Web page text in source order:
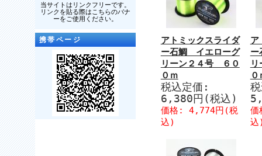
当サイトはリンクフリーです。
リンクを貼る際はこちらのバナ
ーをご使用ください。
携帯ページ
アトミックスライダ
ー石鯛 イエローグ
リーン２４号 ６０
０ｍ
税込定価:
6,380円(税込)
価格: 4,774円(税
込)
ア
０